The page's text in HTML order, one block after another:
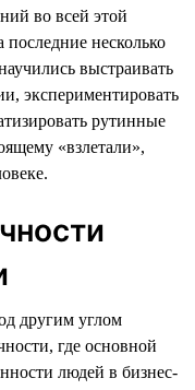
во всей этой
несколько
выстраивать
экспериментировать
рутинные
«взлетали»,
другим углом
где основной
людей в бизнес-